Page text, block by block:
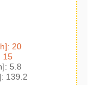
20
15
5.8
139.2